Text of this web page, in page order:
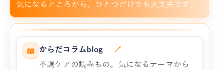
気になるところから、ひとつだけでも大丈夫です。
📖 からだコラムblog
↗
不調ケアの読みもの。気になるテーマから